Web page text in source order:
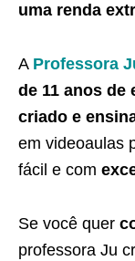
uma renda
A Professora
de 11 anos de
criado e
em videoaulas
fácil e com
Se você quer
professora Ju